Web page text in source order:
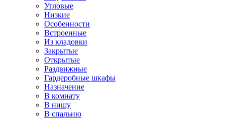
Угловые
Низкие
Особенности
Встроенные
Из кладовки
Закрытые
Открытые
Раздвижные
Гардеробные шкафы
Назначение
В комнату
В нишу
В спальню